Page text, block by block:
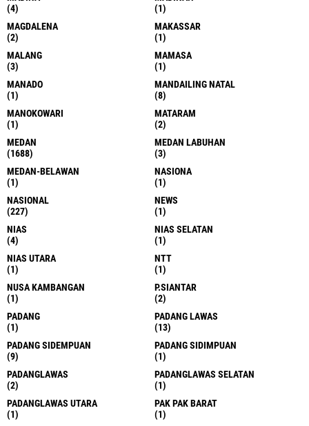
(4)
(1)
MAGDALENA
(2)
MAKASSAR
(1)
MALANG
(3)
MAMASA
(1)
MANADO
(1)
MANDAILING NATAL
(8)
MANOKOWARI
(1)
MATARAM
(2)
MEDAN
(1688)
MEDAN LABUHAN
(3)
MEDAN-BELAWAN
(1)
NASIONA
(1)
NASIONAL
(227)
NEWS
(1)
NIAS
(4)
NIAS SELATAN
(1)
NIAS UTARA
(1)
NTT
(1)
NUSA KAMBANGAN
(1)
P.SIANTAR
(2)
PADANG
(1)
PADANG LAWAS
(13)
PADANG SIDEMPUAN
(9)
PADANG SIDIMPUAN
(1)
PADANGLAWAS
(2)
PADANGLAWAS SELATAN
(1)
PADANGLAWAS UTARA
(1)
PAK PAK BARAT
(1)